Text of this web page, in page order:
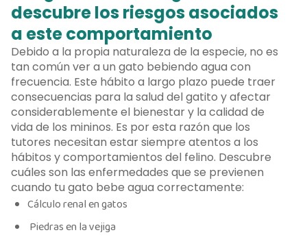
descubre los riesgos asociados
a este comportamiento
Debido a la propia naturaleza de la especie, no es
tan común ver a un gato bebiendo agua con
frecuencia. Este hábito a largo plazo puede traer
consecuencias para la salud del gatito y afectar
considerablemente el bienestar y la calidad de
vida de los mininos. Es por esta razón que los
tutores necesitan estar siempre atentos a los
hábitos y comportamientos del felino. Descubre
cuáles son las enfermedades que se previenen
cuando tu gato bebe agua correctamente:
Cálculo renal en gatos
Piedras en la vejiga